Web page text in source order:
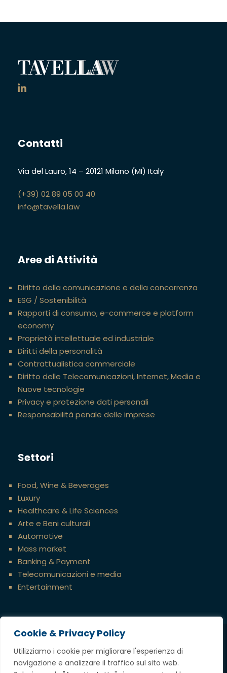
Cookie & Privacy Policy
Utilizziamo i cookie per migliorare l'esperienza di
navigazione e analizzare il traffico sul sito web.
Contatti
Via del Lauro, 14 – 20121 Milano (MI) Italy
(+39) 02 89 05 00 40
info@tavella.law
Aree di Attività
Diritto della comunicazione e della concorrenza
ESG / Sostenibilità
Rapporti di consumo, e-commerce e platform
economy
Proprietà intellettuale ed industriale
Diritti della personalità
Contrattualistica commerciale
Diritto delle Telecomunicazioni, Internet, Media e
Nuove tecnologie
Privacy e protezione dati personali
Responsabilità penale delle imprese
Settori
Food, Wine & Beverages
Luxury
Healthcare & Life Sciences
Arte e Beni culturali
Automotive
Mass market
Banking & Payment
Telecomunicazioni e media
Entertainment
Credits